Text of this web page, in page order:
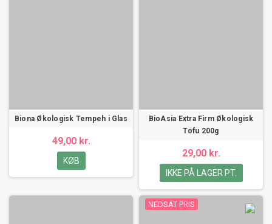
Biona Økologisk Tempeh i Glas
49,00 kr.
KØB
BioAsia Extra Firm Økologisk
Tofu 200g
29,00 kr.
IKKE PÅ LAGER PT.
NEDSAT PRIS